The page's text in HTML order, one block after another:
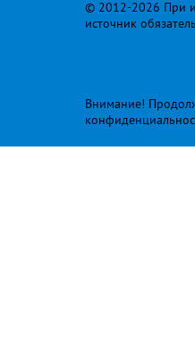
© 2012-2026 При
источник
Внимание!